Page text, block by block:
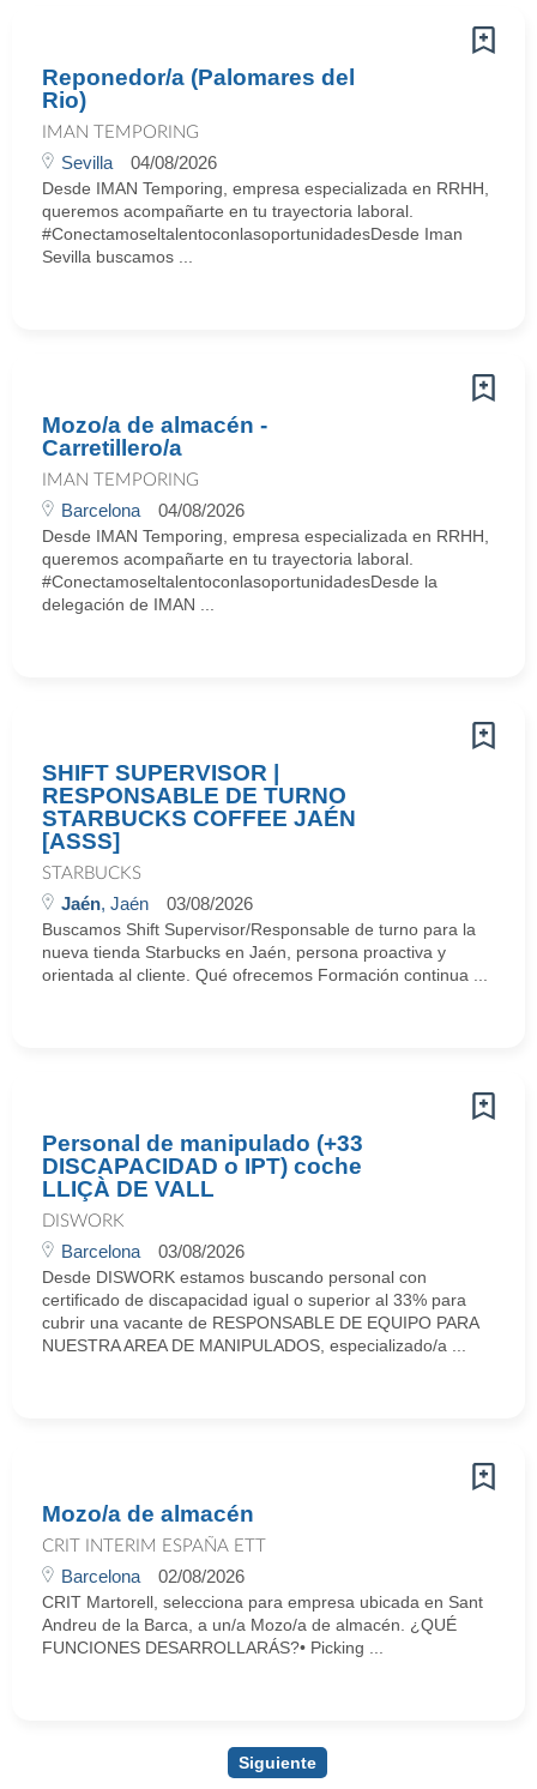
Reponedor/a (Palomares del
Rio)
IMAN TEMPORING
Sevilla 04/08/2026
Desde IMAN Temporing, empresa especializada en RRHH,
queremos acompañarte en tu trayectoria laboral.
#ConectamoseltalentoconlasoportunidadesDesde Iman
Sevilla buscamos ...
Mozo/a de almacén -
Carretillero/a
IMAN TEMPORING
Barcelona 04/08/2026
Desde IMAN Temporing, empresa especializada en RRHH,
queremos acompañarte en tu trayectoria laboral.
#ConectamoseltalentoconlasoportunidadesDesde la
delegación de IMAN ...
SHIFT SUPERVISOR |
RESPONSABLE DE TURNO
STARBUCKS COFFEE JAÉN
[ASSS]
STARBUCKS
Jaén, Jaén 03/08/2026
Buscamos Shift Supervisor/Responsable de turno para la
nueva tienda Starbucks en Jaén, persona proactiva y
orientada al cliente. Qué ofrecemos Formación continua ...
Personal de manipulado (+33
DISCAPACIDAD o IPT) coche
LLIÇÀ DE VALL
DISWORK
Barcelona 03/08/2026
Desde DISWORK estamos buscando personal con
certificado de discapacidad igual o superior al 33% para
cubrir una vacante de RESPONSABLE DE EQUIPO PARA
NUESTRA AREA DE MANIPULADOS, especializado/a ...
Mozo/a de almacén
CRIT INTERIM ESPAÑA ETT
Barcelona 02/08/2026
CRIT Martorell, selecciona para empresa ubicada en Sant
Andreu de la Barca, a un/a Mozo/a de almacén. ¿QUÉ
FUNCIONES DESARROLLARÁS?• Picking ...
Siguiente